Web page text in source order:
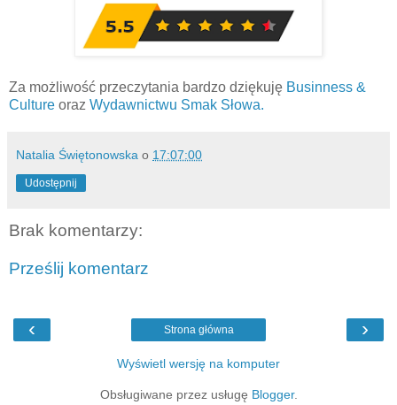
Za możliwość przeczytania bardzo dziękuję Businness &
Culture oraz Wydawnictwu Smak Słowa.
Natalia Świętonowska o 17:07:00
Udostępnij
Brak komentarzy:
Prześlij komentarz
‹ ›
Strona główna
Wyświetl wersję na komputer
Obsługiwane przez usługę Blogger.